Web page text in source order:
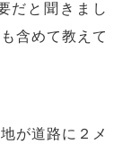
だと聞きまし
含めて教えて
が道路に２メ